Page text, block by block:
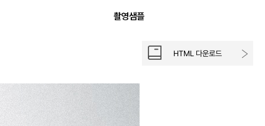
촬영샘플
HTML 다운로드